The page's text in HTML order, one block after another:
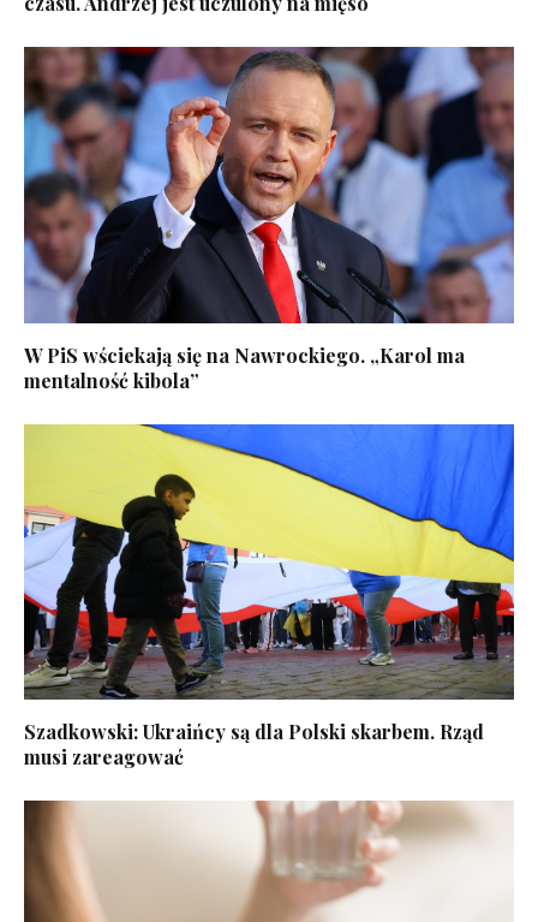
W PiS wściekają się na Nawrockiego. „Karol ma
mentalność kibola”
Szadkowski: Ukraińcy są dla Polski skarbem. Rząd
musi zareagować